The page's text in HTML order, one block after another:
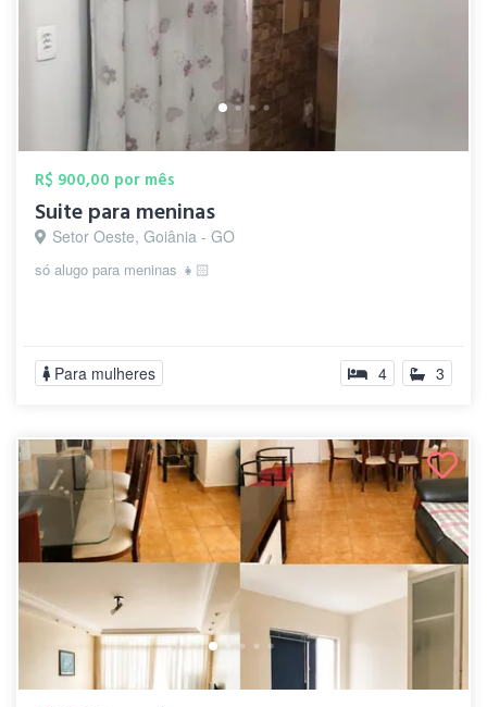
R$ 900,00 por mês
Suite para meninas
Setor Oeste, Goiânia - GO
só alugo para meninas 👧🏻
Para mulheres 4 3